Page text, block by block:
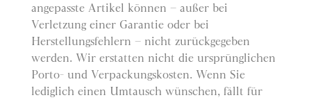
angepasste Artikel können – außer bei
Verletzung einer Garantie oder bei
Herstellungsfehlern – nicht zurückgegeben
werden. Wir erstatten nicht die ursprünglichen
Porto- und Verpackungskosten. Wenn Sie
lediglich einen Umtausch wünschen, fällt für